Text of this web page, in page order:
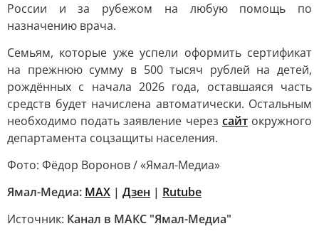
России и за рубежом на любую помощь по
назначению врача.
Семьям, которые уже успели оформить сертификат
на прежнюю сумму в 500 тысяч рублей на детей,
рождённых с начала 2026 года, оставшаяся часть
средств будет начислена автоматически. Остальным
необходимо подать заявление через сайтокружного
департамента соцзащиты населения.
Фото: Фёдор Воронов / «Ямал-Медиа»
Ямал-Медиа: MAX | Дзен | Rutube
Источник: Канал в МАКС "Ямал-Медиа"